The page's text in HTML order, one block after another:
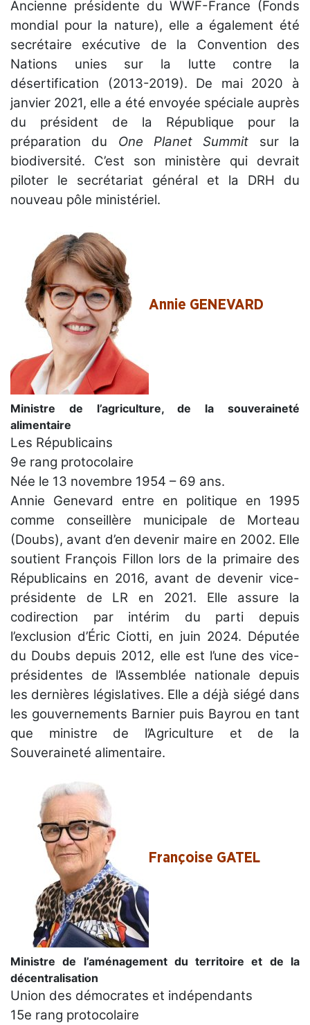
Ancienne présidente du WWF-France (Fonds
mondial pour la nature), elle a également été
secrétaire exécutive de la Convention des
Nations unies sur la lutte contre la
désertification (2013-2019). De mai 2020 à
janvier 2021, elle a été envoyée spéciale auprès
du président de la République pour la
préparation du One Planet Summit sur la
biodiversité. C’est son ministère qui devrait
piloter le secrétariat général et la DRH du
nouveau pôle ministériel.
Annie GENEVARD
Ministre de l’agriculture, de la souveraineté
alimentaire
Les Républicains
9e rang protocolaire
Née le 13 novembre 1954 – 69 ans.
Annie Genevard entre en politique en 1995
comme conseillère municipale de Morteau
(Doubs), avant d’en devenir maire en 2002. Elle
soutient François Fillon lors de la primaire des
Républicains en 2016, avant de devenir vice-
présidente de LR en 2021. Elle assure la
codirection par intérim du parti depuis
l’exclusion d’Éric Ciotti, en juin 2024. Députée
du Doubs depuis 2012, elle est l’une des vice-
présidentes de l’Assemblée nationale depuis
les dernières législatives. Elle a déjà siégé dans
les gouvernements Barnier puis Bayrou en tant
que ministre de l’Agriculture et de la
Souveraineté alimentaire.
Françoise GATEL
Ministre de l’aménagement du territoire et de la
décentralisation
Union des démocrates et indépendants
15e rang protocolaire